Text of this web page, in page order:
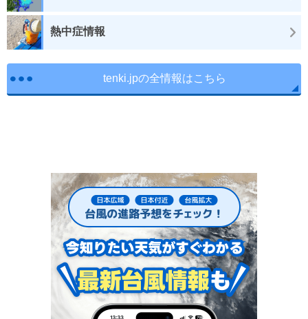
熱中症情報
tenki.jpの全情報はこちら